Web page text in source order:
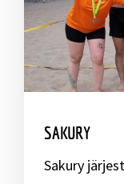
SAKURY
Sakury